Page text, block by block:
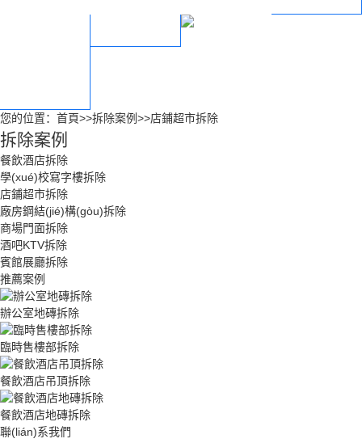
您的位置： 首頁>>拆除案例>>店鋪超市拆除
拆除案例
餐飲酒店拆除
學(xué)校寫字樓拆除
店鋪超市拆除
廠房鋼結(jié)構(gòu)拆除
商場門面拆除
酒吧KTV拆除
賓館展廳拆除
推薦案例
辦公室地磚拆除
臨時售樓部拆除
餐飲酒店吊頂拆除
餐飲酒店地磚拆除
聯(lián)系我們